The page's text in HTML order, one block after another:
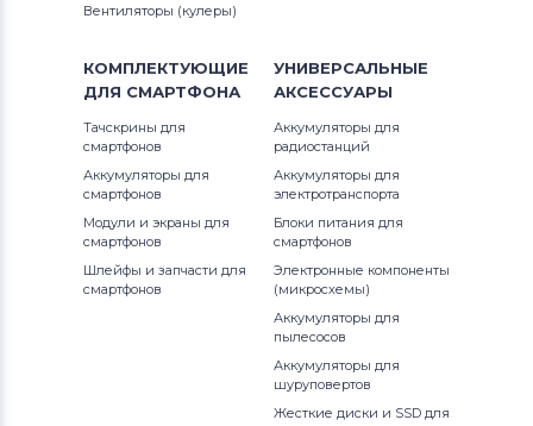
Вентиляторы (кулеры)
КОМПЛЕКТУЮЩИЕ
ДЛЯ СМАРТФОНА
Тачскрины для
смартфонов
Аккумуляторы для
смартфонов
Модули и экраны для
смартфонов
Шлейфы и запчасти для
смартфонов
УНИВЕРСАЛЬНЫЕ
АКСЕССУАРЫ
Аккумуляторы для
радиостанций
Аккумуляторы для
электротранспорта
Блоки питания для
смартфонов
Электронные компоненты
(микросхемы)
Аккумуляторы для
пылесосов
Аккумуляторы для
шуруповертов
Жесткие диски и SSD для